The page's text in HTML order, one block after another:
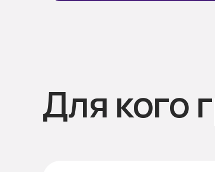
Для кого